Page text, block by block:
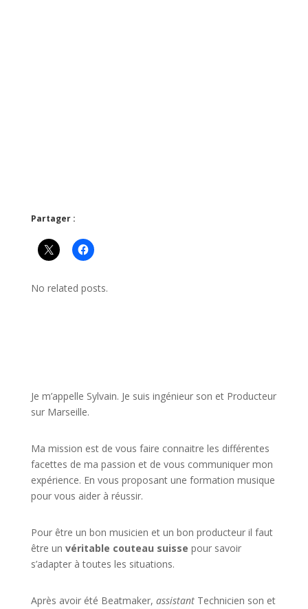
Partager :
No related posts.
Je m’appelle Sylvain. Je suis ingénieur son et Producteur
sur Marseille.
Ma mission est de vous faire connaitre les différentes
facettes de ma passion et de vous communiquer mon
expérience. En vous proposant une formation musique
pour vous aider à réussir.
Pour être un bon musicien et un bon producteur il faut
être un véritable couteau suisse pour savoir
s’adapter à toutes les situations.
Après avoir été Beatmaker, assistant Technicien son et